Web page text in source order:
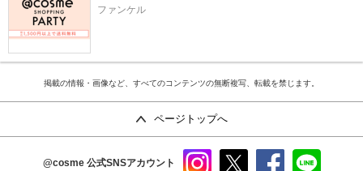
ファンケル
掲載の情報・画像など、すべてのコンテンツの無断複写、転載を禁じます。
ページトップへ
@cosme 公式SNSアカウント